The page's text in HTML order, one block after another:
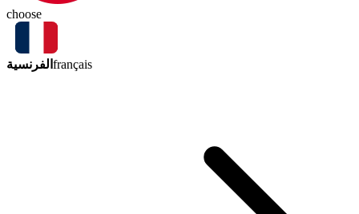
choose
الفرنسية français